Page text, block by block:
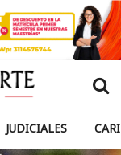
JUDICIALES